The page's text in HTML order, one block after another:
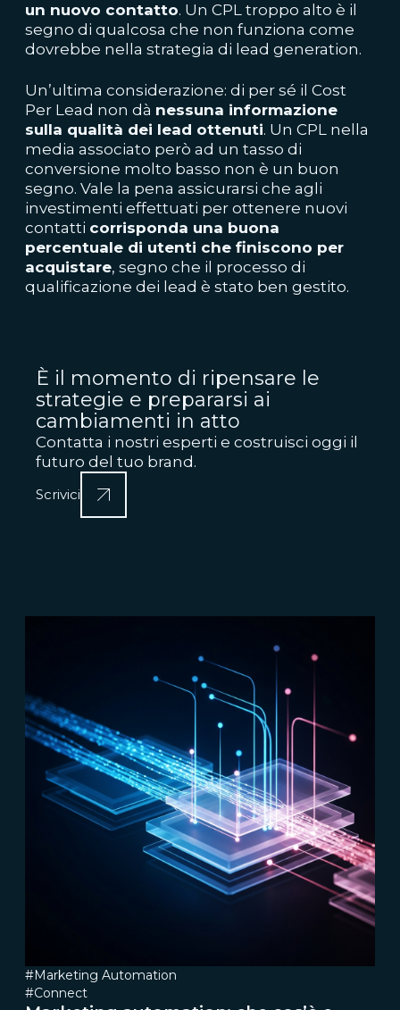
un nuovo contatto. Un CPL troppo alto è il
segno di qualcosa che non funziona come
dovrebbe nella strategia di lead generation.
Un’ultima considerazione: di per sé il Cost
Per Lead non dà nessuna informazione
sulla qualità dei lead ottenuti. Un CPL nella
media associato però ad un tasso di
conversione molto basso non è un buon
segno. Vale la pena assicurarsi che agli
investimenti effettuati per ottenere nuovi
contatti corrisponda una buona
percentuale di utenti che finiscono per
acquistare, segno che il processo di
qualificazione dei lead è stato ben gestito.
È il momento di ripensare le
strategie e prepararsi ai
cambiamenti in atto
Contatta i nostri esperti e costruisci oggi il
futuro del tuo brand.
Scrivici
#Marketing Automation
#Connect